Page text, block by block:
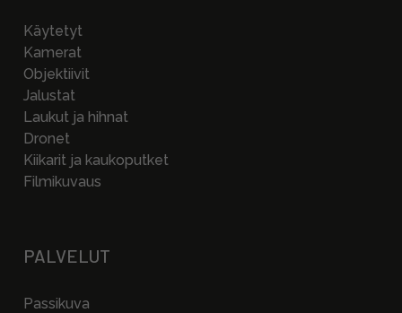
Käytetyt
Kamerat
Objektiivit
Jalustat
Laukut ja hihnat
Dronet
Kiikarit ja kaukoputket
Filmikuvaus
PALVELUT
Passikuva